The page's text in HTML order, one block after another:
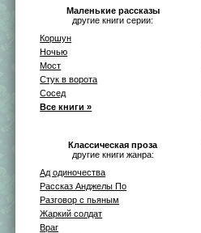
Маленькие рассказы
другие книги серии:
Коршун
Ночью
Мост
Стук в ворота
Сосед
Все книги »
Классическая проза
другие книги жанра:
Ад одиночества
Рассказ Анджелы По
Разговор с пьяным
Жаркий солдат
Враг